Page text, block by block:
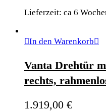
Lieferzeit: ca 6
In den Warenkorb
Vanta Drehtür
rechts,
1.919,00 €